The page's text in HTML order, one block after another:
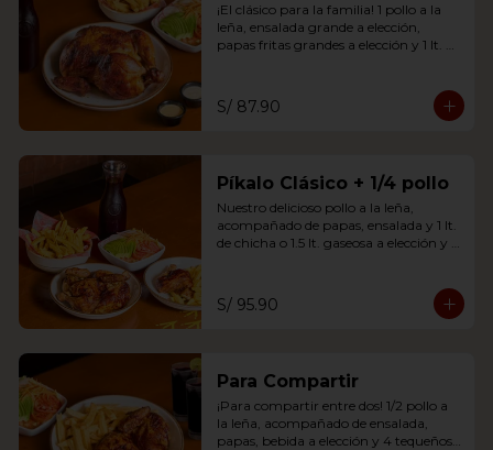
¡El clásico para la familia! 1 pollo a la
leña, ensalada grande a elección,
papas fritas grandes a elección y 1 lt.
S/ 87.90
Píkalo Clásico + 1/4 pollo
Nuestro delicioso pollo a la leña,
acompañado de papas, ensalada y 1 lt.
de chicha o 1.5 lt. gaseosa a elección y
S/ 95.90
Para Compartir
¡Para compartir entre dos! 1/2 pollo a
la leña, acompañado de ensalada,
papas, bebida a elección y 4 tequeños